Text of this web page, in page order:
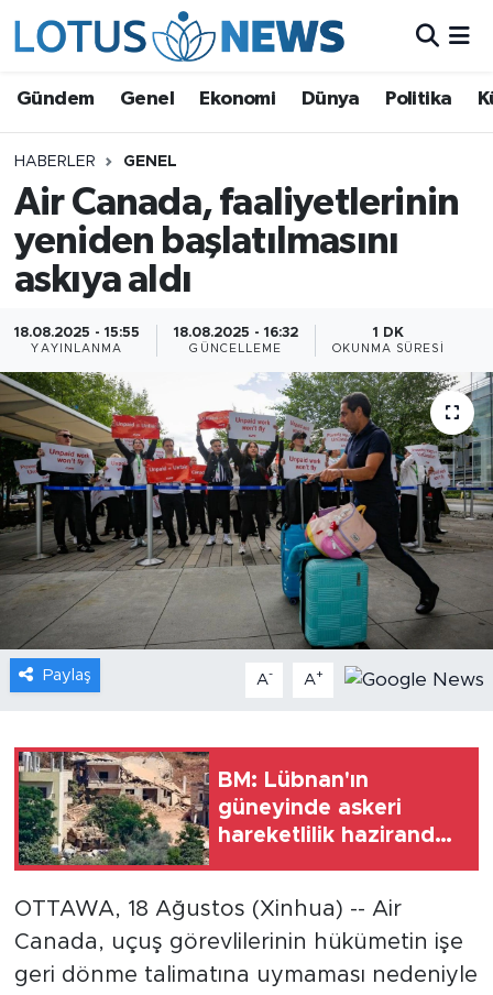
Gündem Genel Ekonomi Dünya Politika
HABERLER GENEL
Air Canada, faaliyetlerinin
yeniden başlatılmasını
askıya aldı
18.08.2025 - 15:55
YAYINLANMA
18.08.2025 - 16:32
GÜNCELLEME
1 DK
OKUNMA SÜRESI
Paylaş A- A+
BM: Lübnan'ın
güneyinde askeri
hareketlilik hazirandan
OTTAWA, 18 Ağustos (Xinhua) -- Air
Canada, uçuş görevlilerinin hükümetin işe
geri dönme talimatına uymaması nedeniyle
Ekonomi
Dünya
Politika
Bilim ve Teknoloji
Çin Fuarları
Gündem
Video
Sağlık
Xinhua
Xinhua Türkiye
Seyahat